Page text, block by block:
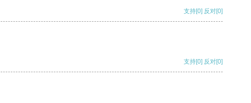
支持[0] 反对[0]
支持[0] 反对[0]